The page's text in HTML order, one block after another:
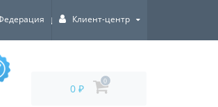
ПО ВСЕЙ РОССИИ!
Клиент-центр
0 ₽
0